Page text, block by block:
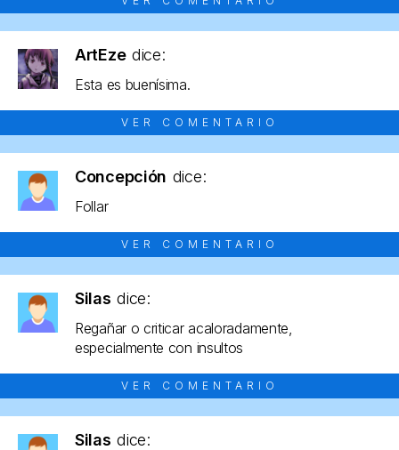
ArtEze dice:
Esta es buenísima.
VER COMENTARIO
Concepción dice:
Follar
VER COMENTARIO
Silas dice:
Regañar o criticar acaloradamente,
especialmente con insultos
VER COMENTARIO
Silas dice: